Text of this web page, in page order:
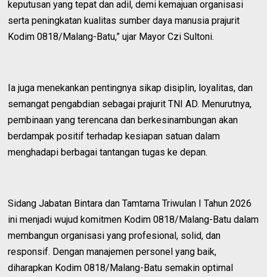
keputusan yang tepat dan adil, demi kemajuan organisasi
serta peningkatan kualitas sumber daya manusia prajurit
Kodim 0818/Malang-Batu,” ujar Mayor Czi Sultoni.
Ia juga menekankan pentingnya sikap disiplin, loyalitas, dan
semangat pengabdian sebagai prajurit TNI AD. Menurutnya,
pembinaan yang terencana dan berkesinambungan akan
berdampak positif terhadap kesiapan satuan dalam
menghadapi berbagai tantangan tugas ke depan.
Sidang Jabatan Bintara dan Tamtama Triwulan I Tahun 2026
ini menjadi wujud komitmen Kodim 0818/Malang-Batu dalam
membangun organisasi yang profesional, solid, dan
responsif. Dengan manajemen personel yang baik,
diharapkan Kodim 0818/Malang-Batu semakin optimal